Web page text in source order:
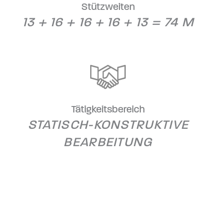
Stützweiten
13 + 16 + 16 + 16 + 13 = 74 M
Tätigkeitsbereich
STATISCH-KONSTRUKTIVE
BEARBEITUNG